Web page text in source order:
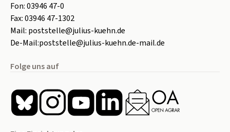
Fon:03946 47-0
Fax:03946 47-1302
Mail: poststelle@julius-kuehn.de
De-Mail:poststelle@julius-kuehn.de-mail.de
Folge uns auf